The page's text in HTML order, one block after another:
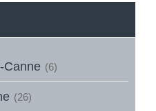
Canne (6)
(26)